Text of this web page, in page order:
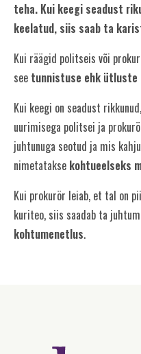
teha. Kui keegi seadust
keelatud, siis saab ta
Kui räägid politseis või
see tunnistuse ehk ütluste
Kui keegi on seadust
uurimisega politsei ja
juhtunuga seotud ja mis
nimetatakse kohtueelseks
Kui prokurör leiab, et tal on
kuriteo, siis saadab ta
kohtumenetlus.